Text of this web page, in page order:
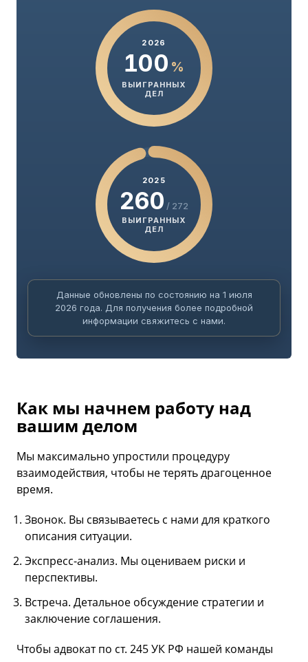
2026
100 %
ВЫИГРАННЫХ
ДЕЛ
2025
260 / 272
ВЫИГРАННЫХ
ДЕЛ
Данные обновлены по состоянию на 1 июля
2026 года. Для получения более подробной
информации свяжитесь с нами.
Как мы начнем работу над
вашим делом
Мы максимально упростили процедуру
взаимодействия, чтобы не терять драгоценное
время.
Звонок. Вы связываетесь с нами для краткого
описания ситуации.
Экспресс-анализ. Мы оцениваем риски и
перспективы.
Встреча. Детальное обсуждение стратегии и
заключение соглашения.
Чтобы адвокат по ст. 245 УК РФ нашей команды